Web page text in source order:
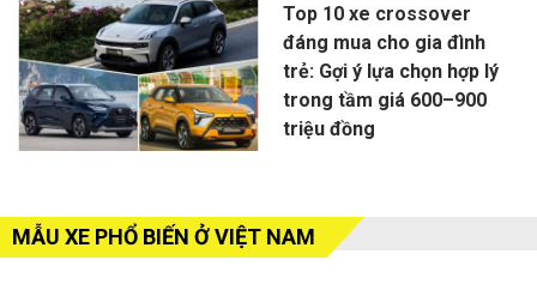
Top 10 xe crossover
đáng mua cho gia đình
trẻ: Gợi ý lựa chọn hợp lý
trong tầm giá 600–900
triệu đồng
MẪU XE PHỔ BIẾN Ở VIỆT NAM